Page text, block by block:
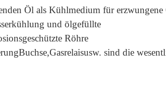
Öl als Kühlmedium für
und ölgefüllte
Röhre
Buchse,Gasrelaisusw. sind die